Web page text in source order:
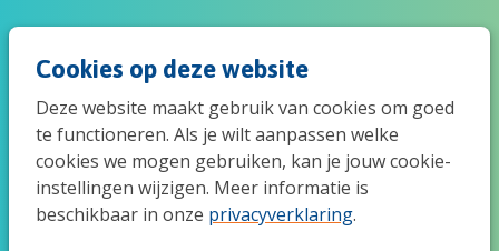
Cookies op deze website
Deze website maakt gebruik van cookies om goed
te functioneren. Als je wilt aanpassen welke
cookies we mogen gebruiken, kan je jouw cookie-
instellingen wijzigen. Meer informatie is
beschikbaar in onze privacyverklaring.
naar
de
Vrouw en gemeente - De
verlegenheid voorbij?